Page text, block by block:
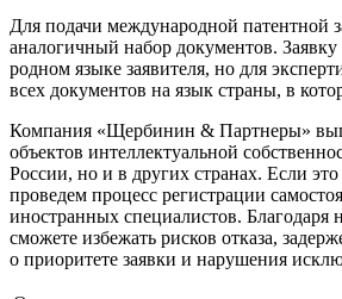
Для подачи международной патентной
аналогичный набор документов.
родном языке заявителя, но для
всех документов на язык страны, в
Компания «Щербинин & Партнеры»
объектов интеллектуальной
России, но и в других странах. Если
проведем процесс регистрации
иностранных специалистов. Благодаря
сможете избежать рисков отказа,
о приоритете заявки и нарушения